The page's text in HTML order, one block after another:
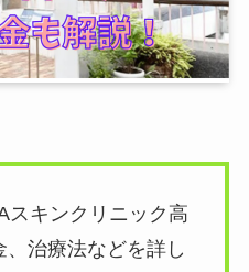
スキンクリニック高
治療法などを詳し